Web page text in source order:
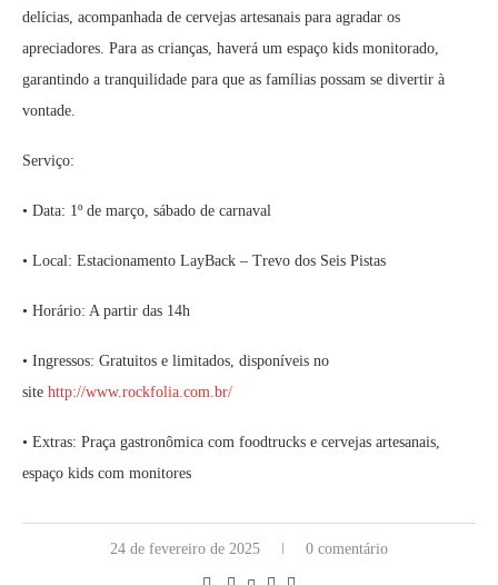
delícias, acompanhada de cervejas artesanais para agradar os
apreciadores. Para as crianças, haverá um espaço kids monitorado,
garantindo a tranquilidade para que as famílias possam se divertir à
vontade.
Serviço:
• Data: 1º de março, sábado de carnaval
• Local: Estacionamento LayBack – Trevo dos Seis Pistas
• Horário: A partir das 14h
• Ingressos: Gratuitos e limitados, disponíveis no
site http://www.rockfolia.com.br/
• Extras: Praça gastronômica com foodtrucks e cervejas artesanais,
espaço kids com monitores
24 de fevereiro de 2025 0 comentário